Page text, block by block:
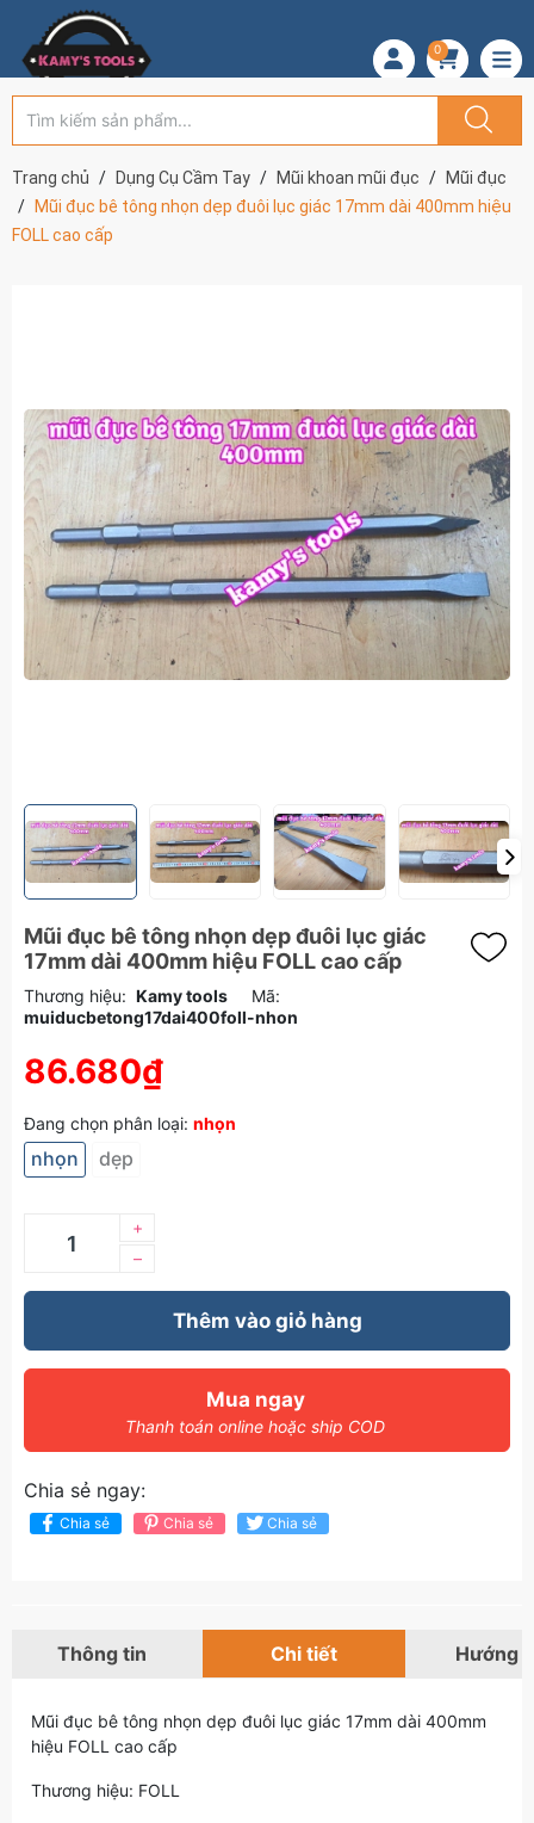
0
Trang chủ Dụng Cụ Cầm Tay Mũi khoan mũi đục
Mũi đục
Mũi đục bê tông nhọn dẹp đuôi lục giác 17mm dài 400mm hiệu
FOLL cao cấp
Mũi đục bê tông nhọn dẹp đuôi lục giác
17mm dài 400mm hiệu FOLL cao cấp
Thương hiệu: Kamy tools
Mã:
muiducbetong17dai400foll-nhon
86.680₫
Đang chọn phân loại: nhọn
nhọn dẹp
–
+
Thêm vào giỏ hàng
Mua ngay
Thanh toán online hoặc ship COD
Chia sẻ ngay:
Chia sẻ Chia sẻ Chia sẻ
Thông tin Chi tiết Hướng
Mũi đục bê tông nhọn dẹp đuôi lục giác 17mm dài 400mm
hiệu FOLL cao cấp
Thương hiệu: FOLL